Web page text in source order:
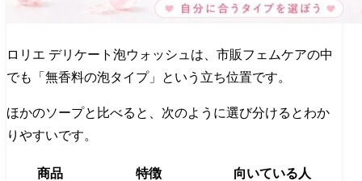
ロリエ デリケート泡ウォッシュは、市販フェムケアの中
でも「無香料の泡タイプ」という立ち位置です。
ほかのソープと比べると、次のように選び分けるとわか
りやすいです。
商品 特徴
向いている人